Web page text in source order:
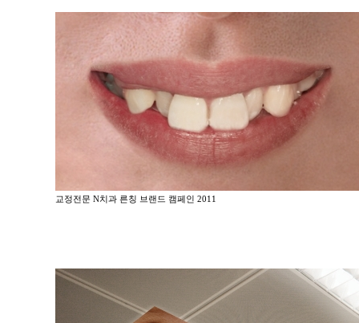
교정전문 N치과 른칭 브랜드 캠페인 2011